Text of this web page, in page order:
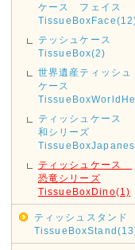
ケース フェイス
テッシュケース
TissueBox(2)
世界遺産ティッシュ
ケース
ティッシュケース
和シリーズ
ティッシュケース
恐竜シリーズ
TissueBoxDino(1)
ティッシュスタンド